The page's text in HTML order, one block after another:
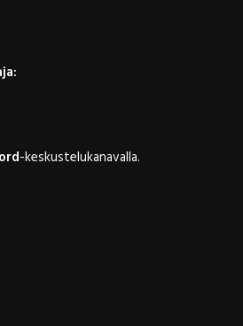
-keskustelukanavalla.